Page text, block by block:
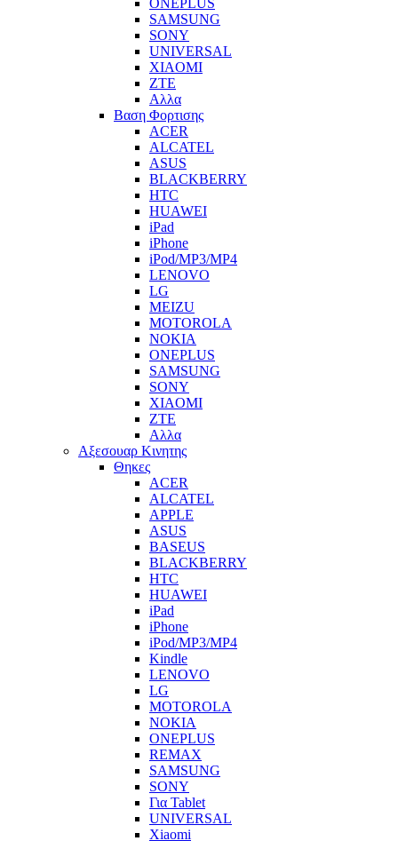
ONEPLUS
SAMSUNG
SONY
UNIVERSAL
XIAOMI
ZTE
Αλλα
Βαση Φορτισης
ACER
ALCATEL
ASUS
BLACKBERRY
HTC
HUAWEI
iPad
iPhone
iPod/MP3/MP4
LENOVO
LG
MEIZU
MOTOROLA
NOKIA
ONEPLUS
SAMSUNG
SONY
XIAOMI
ZTE
Αλλα
Αξεσουαρ Κινητης
Θηκες
ACER
ALCATEL
APPLE
ASUS
BASEUS
BLACKBERRY
HTC
HUAWEI
iPad
iPhone
iPod/MP3/MP4
Kindle
LENOVO
LG
MOTOROLA
NOKIA
ONEPLUS
REMAX
SAMSUNG
SONY
Για Tablet
UNIVERSAL
Xiaomi